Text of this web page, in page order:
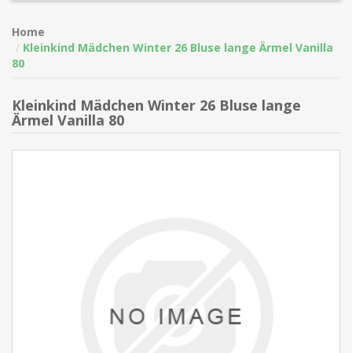
Home
Kleinkind Mädchen Winter 26 Bluse lange Ärmel Vanilla
80
Kleinkind Mädchen Winter 26 Bluse lange
Ärmel Vanilla 80